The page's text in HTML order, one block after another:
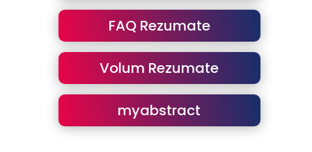
FAQ Rezumate
Volum Rezumate
myabstract